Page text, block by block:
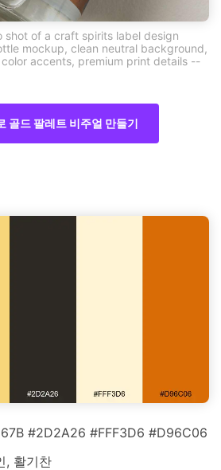
shot of a craft spirits label design
mockup, clean neutral background,
accents, premium print details --
골드 팔레트 비주얼 만들기
#2D2A26 #FFF3D6 #D96C06
, 활기찬